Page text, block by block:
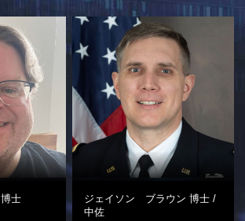
博士 ジェイソン ブラウン 博士 /
中佐